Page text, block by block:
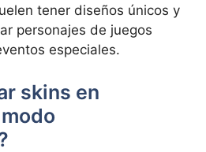
tener diseños únicos⁤ y
personajes de juegos
especiales.
skins ⁢en